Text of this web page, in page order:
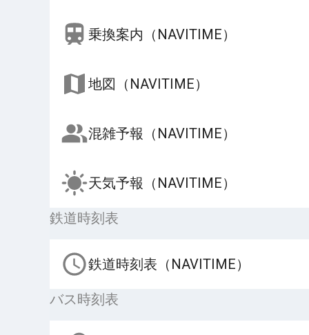
乗換案内（NAVITIME）
地図（NAVITIME）
混雑予報（NAVITIME）
天気予報（NAVITIME）
鉄道時刻表
鉄道時刻表（NAVITIME）
バス時刻表